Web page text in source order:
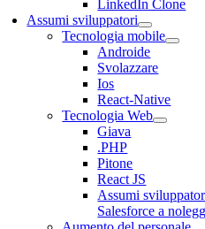
LinkedIn Clone
Assumi sviluppatori
Tecnologia mobile
Androide
Svolazzare
Ios
React-Native
Tecnologia Web
Giava
.PHP
Pitone
React JS
Assumi
Salesforce a